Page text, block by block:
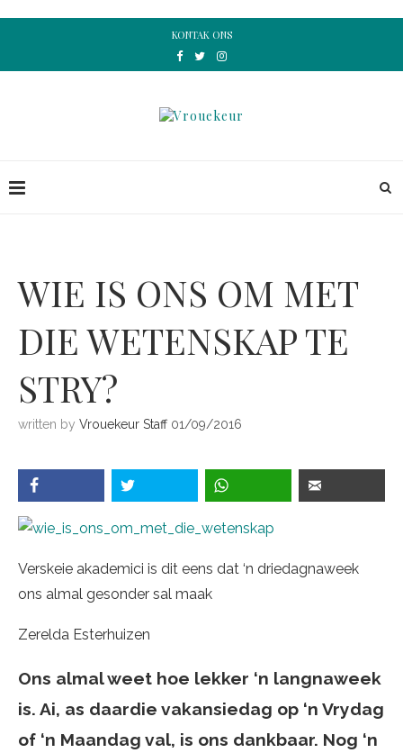
KONTAK ONS
WIE IS ONS OM MET
DIE WETENSKAP TE
STRY?
written by Vrouekeur Staff 01/09/2016
Verskeie akademici is dit eens dat ‘n driedagnaweek
ons almal gesonder sal maak
Zerelda Esterhuizen
Ons almal weet hoe lekker ‘n langnaweek
is. Ai, as daardie vakansiedag op ‘n Vrydag
of ‘n Maandag val, is ons dankbaar. Nog ‘n